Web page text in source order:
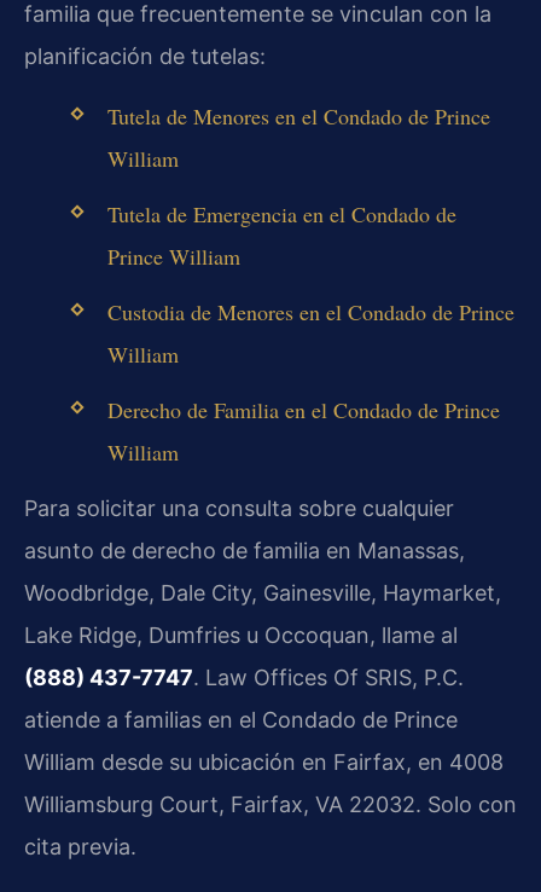
familia que frecuentemente se vinculan con la
planificación de tutelas:
Tutela de Menores en el Condado de Prince
William
Tutela de Emergencia en el Condado de
Prince William
Custodia de Menores en el Condado de Prince
William
Derecho de Familia en el Condado de Prince
William
Para solicitar una consulta sobre cualquier
asunto de derecho de familia en Manassas,
Woodbridge, Dale City, Gainesville, Haymarket,
Lake Ridge, Dumfries u Occoquan, llame al
(888) 437-7747. Law Offices Of SRIS, P.C.
atiende a familias en el Condado de Prince
William desde su ubicación en Fairfax, en 4008
Williamsburg Court, Fairfax, VA 22032. Solo con
cita previa.